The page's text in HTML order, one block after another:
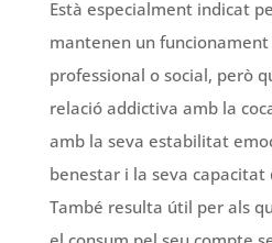
Està especialment indicat
mantenen un
professional o social, però
relació addictiva amb la
amb la seva estabilitat
benestar i la seva capacitat
També resulta útil per als